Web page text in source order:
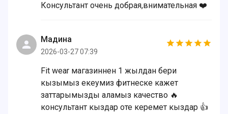
Консультант очень добрая,внимательная ❤️
Мадина
2026-03-27 07:39
Fit wear магазиннен 1 жылдан бери
кызымыз екеумиз фитнеске кажет
заттарымызды аламыз качество 🔥
консультант кыздар оте керемет кыздар 👍